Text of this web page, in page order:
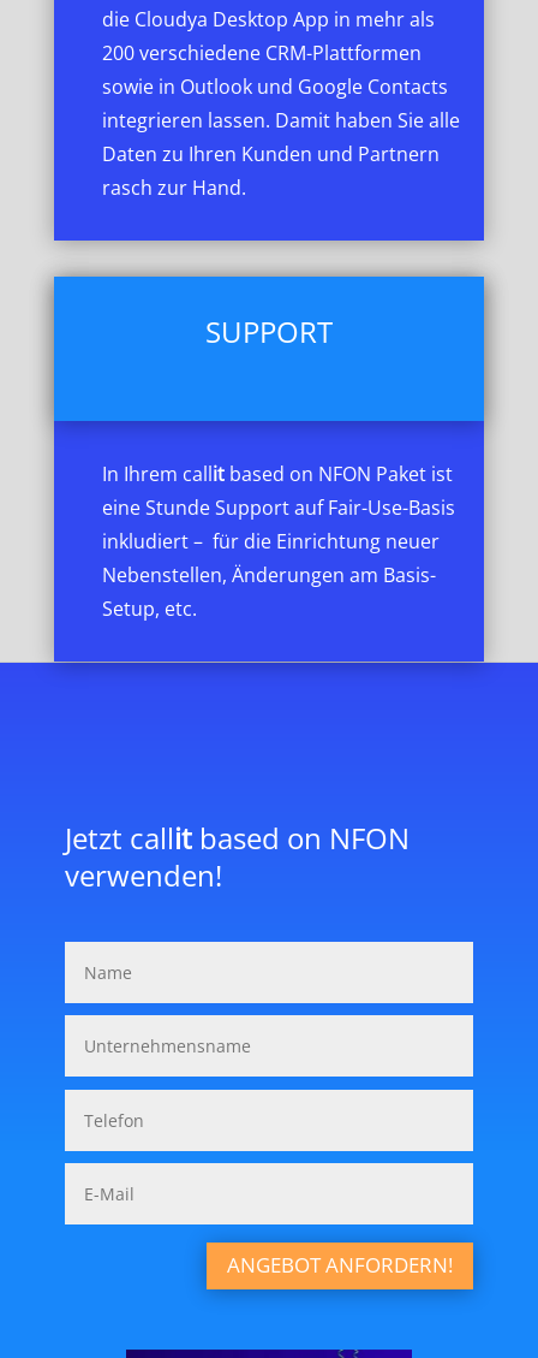
die Cloudya Desktop App in mehr als
200 verschiedene CRM-Plattformen
sowie in Outlook und Google Contacts
integrieren lassen. Damit haben Sie alle
Daten zu Ihren Kunden und Partnern
rasch zur Hand.
SUPPORT
In Ihrem callitbased on NFON Paket ist
eine Stunde Support auf Fair-Use-Basis
inkludiert – für die Einrichtung neuer
Nebenstellen, Änderungen am Basis-
Setup, etc.
Jetzt callitbased on NFON
verwenden!
ANGEBOT ANFORDERN!